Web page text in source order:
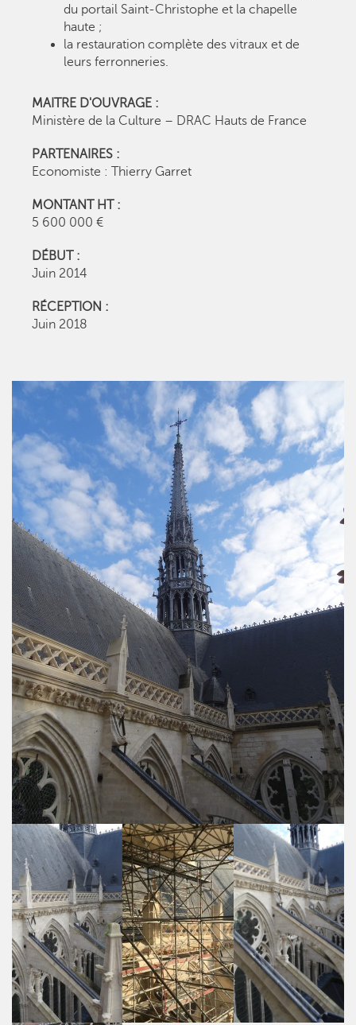
du portail Saint-Christophe et la chapelle
haute ;
la restauration complète des vitraux et de
leurs ferronneries.
MAITRE D'OUVRAGE :
Ministère de la Culture – DRAC Hauts de France
PARTENAIRES :
Economiste : Thierry Garret
MONTANT HT :
5 600 000 €
DÉBUT :
Juin 2014
RÉCEPTION :
Juin 2018